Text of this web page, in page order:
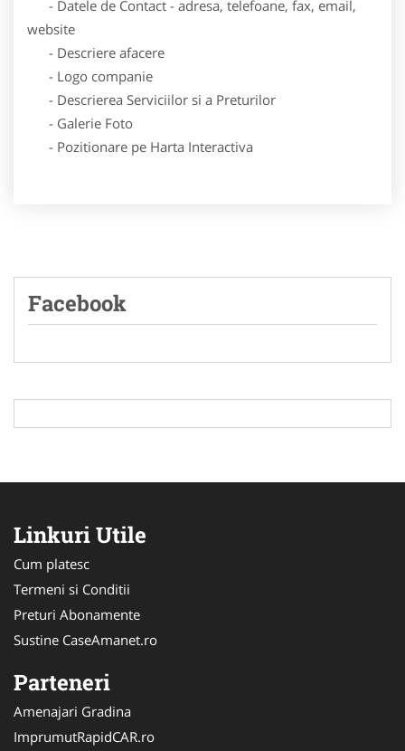
- Datele de Contact - adresa, telefoane, fax, email,
website
- Descriere afacere
- Logo companie
- Descrierea Serviciilor si a Preturilor
- Galerie Foto
- Pozitionare pe Harta Interactiva
Facebook
Linkuri Utile
Cum platesc
Termeni si Conditii
Preturi Abonamente
Sustine CaseAmanet.ro
Parteneri
Amenajari Gradina
ImprumutRapidCAR.ro